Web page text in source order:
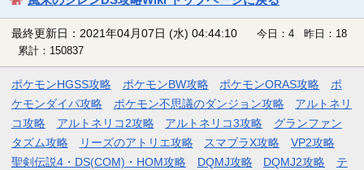
最終更新日：2021年04月07日 (水) 04:44:10
今日：4 昨日：18
累計：150837
ポケモンHGSS攻略 ポケモンBW攻略 ポケモンORAS攻略
ポ
ケモンダイパ攻略
ポケモン不思議のダンジョン攻略
アルトネリ
コ攻略
アルトネリコ2攻略 アルトネリコ3攻略
グランファン
タズム攻略
リーズのアトリエ攻略 スマブラX攻略
VP2攻略
聖剣伝説4・DS(COM)・HOM攻略
DQMJ攻略 DQMJ2攻略
テ